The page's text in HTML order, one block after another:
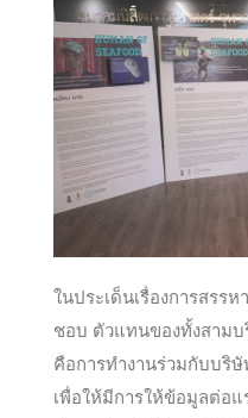
ในประเด็นเรื่องการสรร
ชอบ ตัวแทนของทั้งสาม
คือการทำงานร่วมกับบริ
เพื่อให้มีการให้ข้อมูลต่อแ